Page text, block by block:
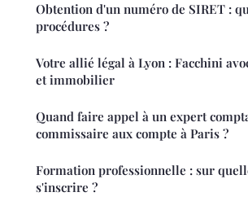
Obtention d'un numéro de SIRET :
procédures ?
Votre allié légal à Lyon : Facchini
et immobilier
Quand faire appel à un expert
commissaire aux compte à Paris ?
Formation professionnelle : sur
s'inscrire ?